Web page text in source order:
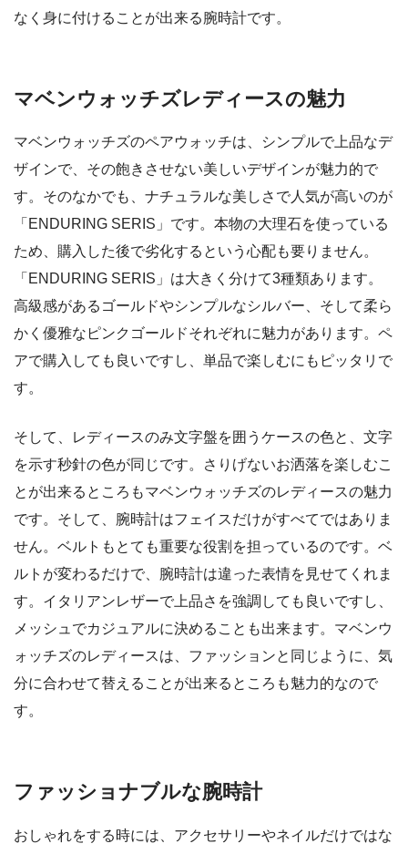
なく身に付けることが出来る腕時計です。
マベンウォッチズレディースの魅力
マベンウォッチズのペアウォッチは、シンプルで上品なデ
ザインで、その飽きさせない美しいデザインが魅力的で
す。そのなかでも、ナチュラルな美しさで人気が高いのが
「ENDURING SERIS」です。本物の大理石を使っている
ため、購入した後で劣化するという心配も要りません。
「ENDURING SERIS」は大きく分けて3種類あります。
高級感があるゴールドやシンプルなシルバー、そして柔ら
かく優雅なピンクゴールドそれぞれに魅力があります。ペ
アで購入しても良いですし、単品で楽しむにもピッタリで
す。
そして、レディースのみ文字盤を囲うケースの色と、文字
を示す秒針の色が同じです。さりげないお洒落を楽しむこ
とが出来るところもマベンウォッチズのレディースの魅力
です。そして、腕時計はフェイスだけがすべてではありま
せん。ベルトもとても重要な役割を担っているのです。ベ
ルトが変わるだけで、腕時計は違った表情を見せてくれま
す。イタリアンレザーで上品さを強調しても良いですし、
メッシュでカジュアルに決めることも出来ます。マベンウ
ォッチズのレディースは、ファッションと同じように、気
分に合わせて替えることが出来るところも魅力的なので
す。
ファッショナブルな腕時計
おしゃれをする時には、アクセサリーやネイルだけではな